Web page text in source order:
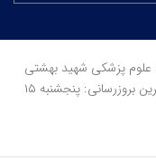
علوم پزشکی شهید بهشتی
است. نقل مطالب با ذکر منبع مجاز است. | آخرین بروزرسانی: پنجشنبه ۱۵